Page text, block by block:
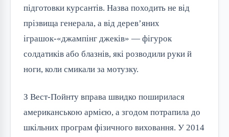
підготовки курсантів. Назва походить не від
прізвища генерала, а від дерев’яних
іграшок-«джампінг джеків» — фігурок
солдатиків або блазнів, які розводили руки й
ноги, коли смикали за мотузку.
З Вест-Пойнту вправа швидко поширилася
американською армією, а згодом потрапила до
шкільних програм фізичного виховання. У 2014